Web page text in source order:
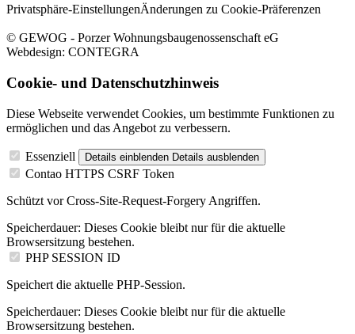
Privatsphäre-EinstellungenÄnderungen zu Cookie-Präferenzen
© GEWOG - Porzer Wohnungsbaugenossenschaft eG
Webdesign: CONTEGRA
Cookie- und Datenschutzhinweis
Diese Webseite verwendet Cookies, um bestimmte Funktionen zu
ermöglichen und das Angebot zu verbessern.
Essenziell Details einblenden Details ausblenden
Contao HTTPS CSRF Token
Schützt vor Cross-Site-Request-Forgery Angriffen.
Speicherdauer: Dieses Cookie bleibt nur für die aktuelle
Browsersitzung bestehen.
PHP SESSION ID
Speichert die aktuelle PHP-Session.
Speicherdauer: Dieses Cookie bleibt nur für die aktuelle
Browsersitzung bestehen.